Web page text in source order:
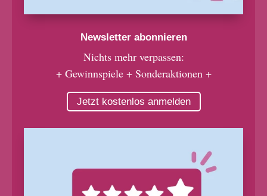
Newsletter abonnieren
Nichts mehr verpassen:
+ Gewinnspiele + Sonderaktionen +
Jetzt kostenlos anmelden